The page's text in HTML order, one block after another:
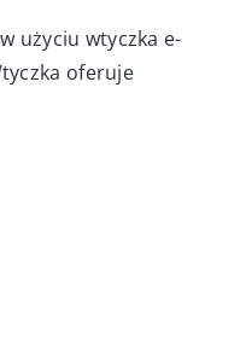
użyciu wtyczka e-
oferuje